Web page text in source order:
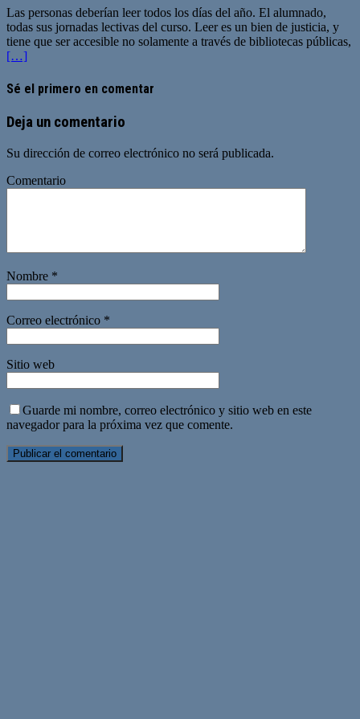
Las personas deberían leer todos los días del año. El alumnado,
todas sus jornadas lectivas del curso. Leer es un bien de justicia, y
tiene que ser accesible no solamente a través de bibliotecas públicas,
[…]
Sé el primero en comentar
Deja un comentario
Su dirección de correo electrónico no será publicada.
Comentario
Nombre *
Correo electrónico *
Sitio web
Guarde mi nombre, correo electrónico y sitio web en este
navegador para la próxima vez que comente.